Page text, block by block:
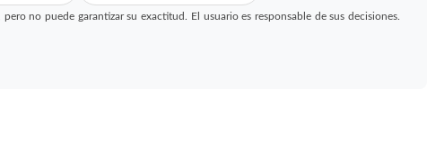
no puede garantizar su exactitud. El usuario es responsable de sus decisiones.